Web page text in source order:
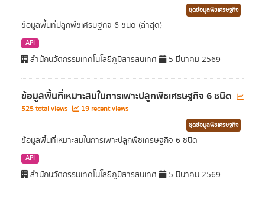
ชุดข้อมูลพืชเศรษฐกิจ
ข้อมูลพื้นที่ปลูกพืชเศรษฐกิจ 6 ชนิด (ล่าสุด)
API
สำนักนวัตกรรมเทคโนโลยีภูมิสารสนเทศ 5 มีนาคม 2569
ข้อมูลพื้นที่เหมาะสมในการเพาะปลูกพืชเศรษฐกิจ 6 ชนิด
525 total views 19 recent views
ชุดข้อมูลพืชเศรษฐกิจ
ข้อมูลพื้นที่เหมาะสมในการเพาะปลูกพืชเศรษฐกิจ 6 ชนิด
API
สำนักนวัตกรรมเทคโนโลยีภูมิสารสนเทศ 5 มีนาคม 2569